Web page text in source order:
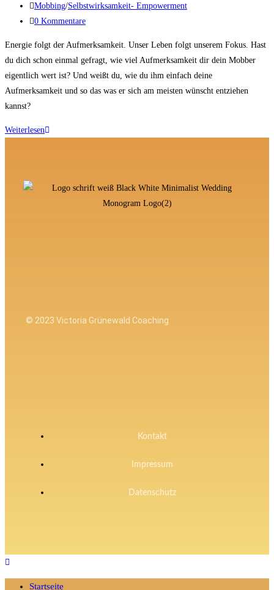
Mobbing/Selbstwirksamkeit- Empowerment
0 Kommentare
Energie folgt der Aufmerksamkeit. Unser Leben folgt unserem Fokus. Hast
du dich schon einmal gefragt, wie viel Aufmerksamkeit dir dein Mobber
eigentlich wert ist? Und weißt du, wie du ihm einfach deine
Aufmerksamkeit und so das was er sich am meisten wünscht entziehen
kannst?
Weiterlesen
© 2023 Victoria Grünewald Coaching
Kontakt
Impressum
Datenschutz
Startseite